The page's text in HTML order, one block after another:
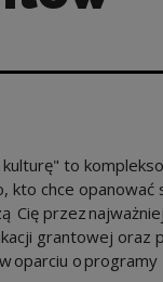
kulturę" to
kto chce
Cię przez
grantowej oraz
oparciu o